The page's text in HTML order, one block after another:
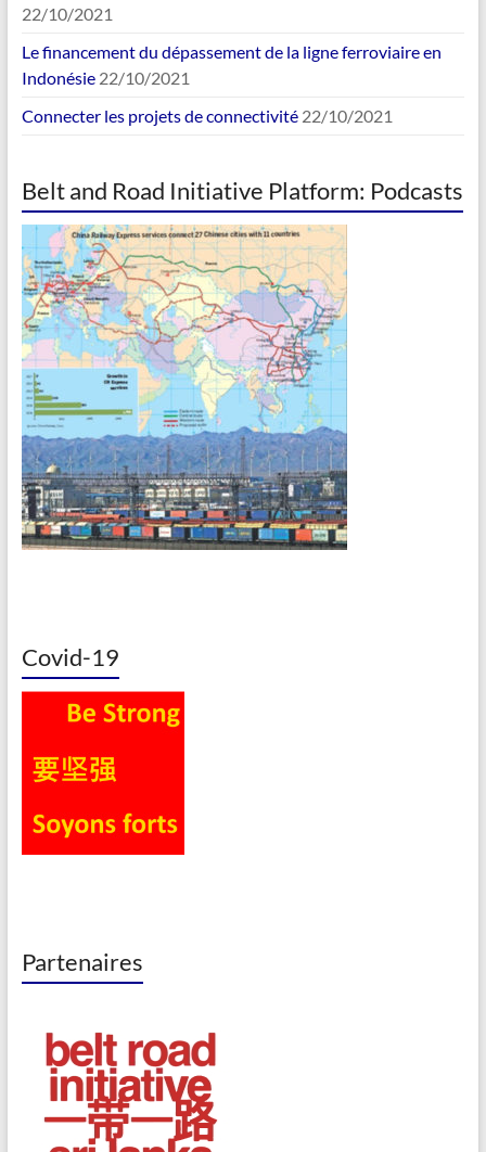
22/10/2021
Le financement du dépassement de la ligne ferroviaire en
Indonésie 22/10/2021
Connecter les projets de connectivité 22/10/2021
Belt and Road Initiative Platform: Podcasts
Covid-19
Partenaires